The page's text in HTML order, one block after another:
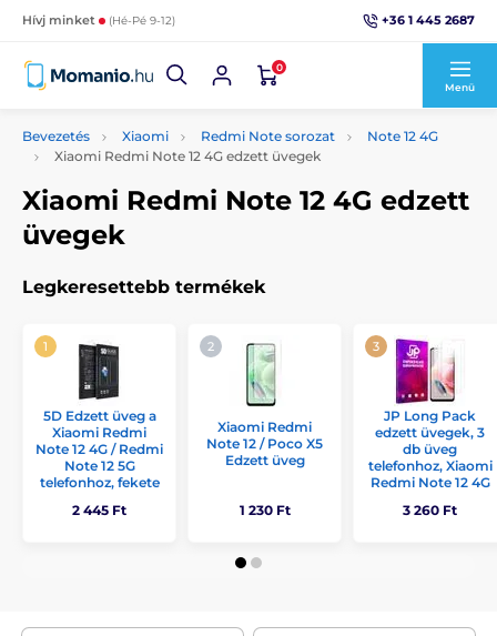
Hívj minket (Hé-Pé 9-12) +36 1 445 2687
0
Menü
Bevezetés Xiaomi Redmi Note sorozat
Note 12 4G
Xiaomi Redmi Note 12 4G edzett üvegek
Xiaomi Redmi Note 12 4G edzett
üvegek
Legkeresettebb termékek
5D Edzett üveg a
Xiaomi Redmi
Note 12 4G / Redmi
Note 12 5G
telefonhoz, fekete
2 445 Ft
Xiaomi Redmi
Note 12 / Poco X5
Edzett üveg
1 230 Ft
JP Long Pack
edzett üvegek, 3
db üveg
telefonhoz, Xiaomi
Redmi Note 12 4G
3 260 Ft